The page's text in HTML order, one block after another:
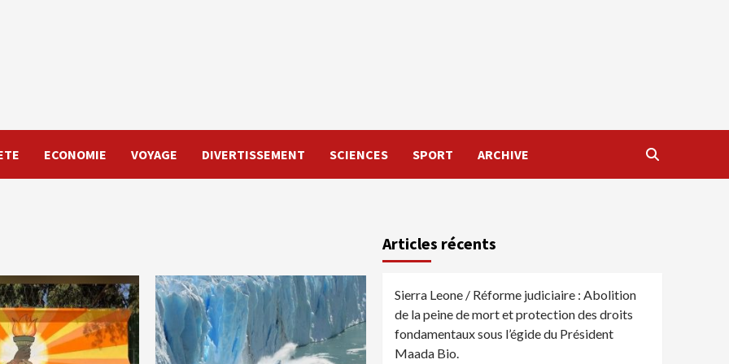
ECONOMIE VOYAGE DIVERTISSEMENT SCIENCES SPORT ARCHIVE
Articles récents
Sierra Leone / Réforme judiciaire : Abolition
de la peine de mort et protection des droits
fondamentaux sous l’égide du Président
Maada Bio.